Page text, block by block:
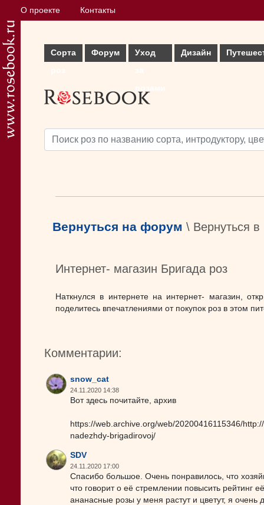
О проекте Контакты
Сорта
Форум
Уход
Дизайн
Вернуться на форум \ Вернуться
Интернет- магазин Бригада роз
Наткнулся в интернете на интернет- магазин,
поделитесь впечатлениями от покупок роз в этом
Комментарии:
snow_cat
24.11.2020 14:38
Вот здесь почитайте, архив
https://web.archive.org/web/20200416115346/
nadezhdy-brigadirovoj/
SDV
24.11.2020 17:00
Спасибо большое. Очень понравилось, что
что говорит о её стремлении повысить рейтинг
ананасные розы у меня растут и цветут, я очень